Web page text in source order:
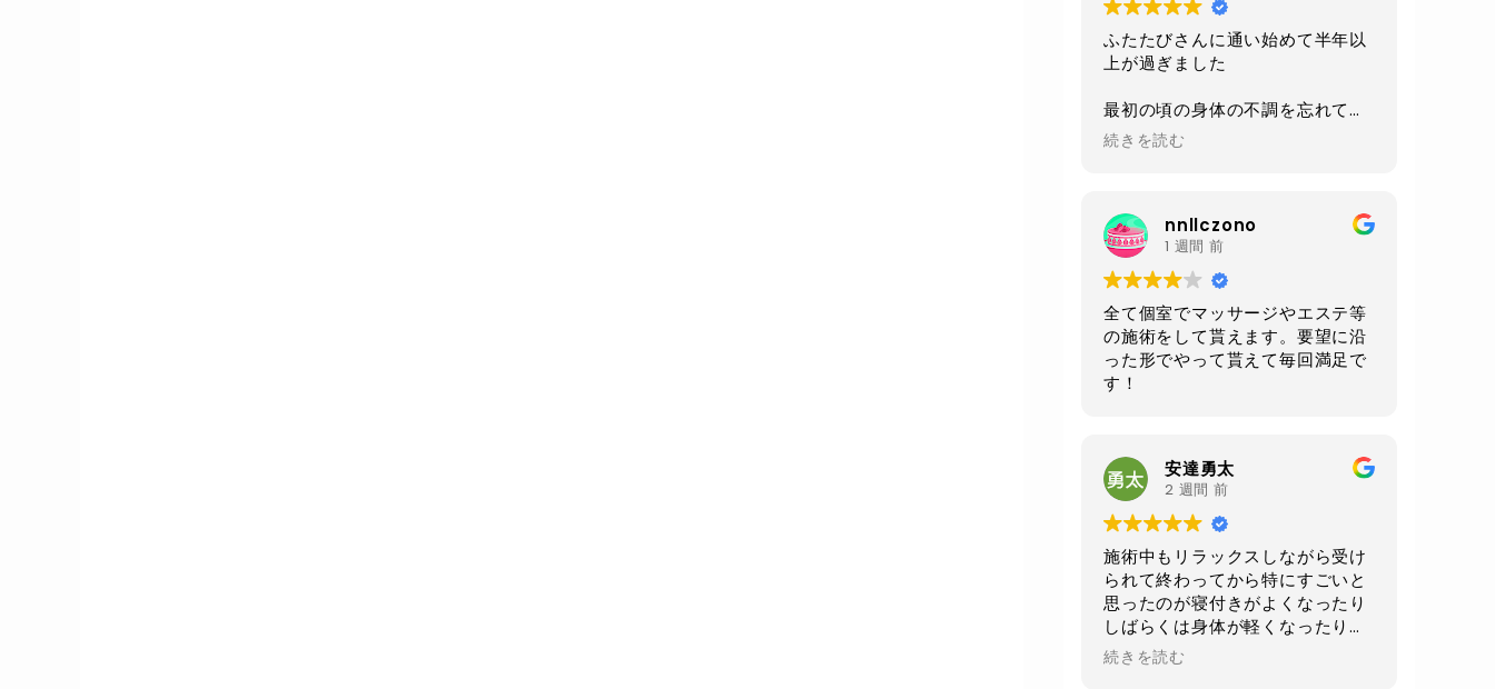
ふたたびさんに通い始めて半年以
上が過ぎました
最初の頃の身体の不調を忘れてし
まうくらい
今は身体も軽くなり毎日楽しく過
施術、環境、セラピストさんの対
応、
毎回いつも全てにおいて素晴らし
いの一言です
あと施術前と後にいただけるルイ
ボスティーが自分は大好きです
さんになってしまったので
クワトロでお腹周りをメインに継
続でお願いして
少しでもお腹周りがスッキリ出来
たらいいなと思います
不眠気味の時のレイキは寝てしま
うくらいすごい癒されるので
その時はまたレイキもよろしくお
願いします
続きを読む
nnllczono
1 週間 前
全て個室でマッサージやエステ等
の施術をして貰えます。要望に沿
った形でやって貰えて毎回満足で
す！
安達勇太
2 週間 前
施術中もリラックスしながら受け
られて終わってから特にすごいと
思ったのが寝付きがよくなったり
しばらくは身体が軽くなったり全
身の血流が良くなったのが実感で
きてとても良かったです！
続きを読む